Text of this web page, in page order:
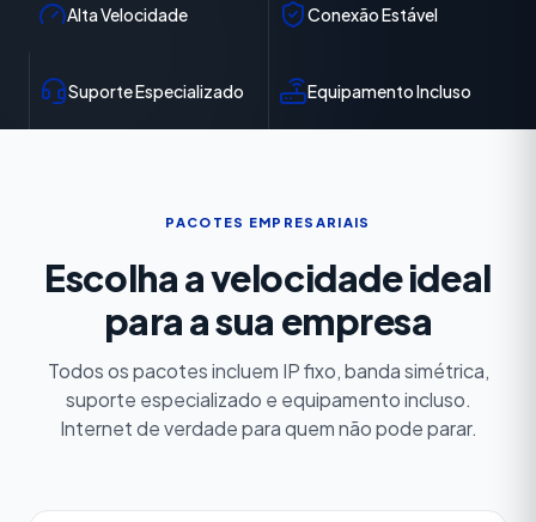
Alta Velocidade Conexão Estável
Suporte Especializado Equipamento Incluso
PACOTES EMPRESARIAIS
Escolha a velocidade ideal
para a sua empresa
Todos os pacotes incluem IP fixo, banda simétrica,
suporte especializado e equipamento incluso.
Internet de verdade para quem não pode parar.